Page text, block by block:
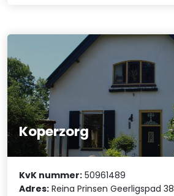
Koperzorg
KvK nummer: 50961489
Adres: Reina Prinsen Geerligspad 38